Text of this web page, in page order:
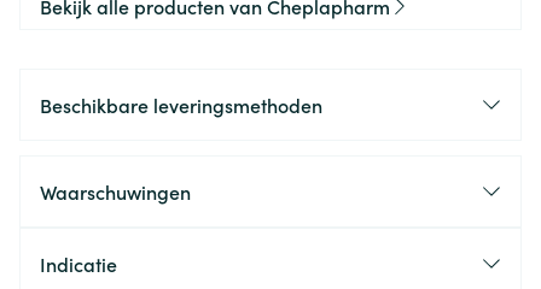
Bekijk alle producten van Cheplapharm
Beschikbare leveringsmethoden
Waarschuwingen
Indicatie